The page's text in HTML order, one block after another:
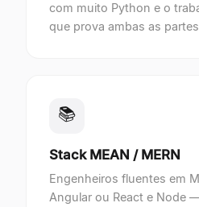
com muito Python e o
que prova ambas as
📚
Stack MEAN / MERN
Engenheiros fluentes em
Angular ou React e Node